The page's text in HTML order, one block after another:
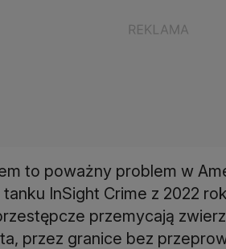
to poważny problem w
tanku InSight Crime z 2022
przemycają
przez granice bez